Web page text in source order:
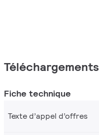
Téléchargements
Fiche technique
Texte d’appel d’offres